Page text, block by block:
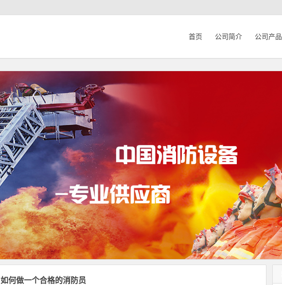
首页 公司简介 公司产品
如何做一个合格的消防员